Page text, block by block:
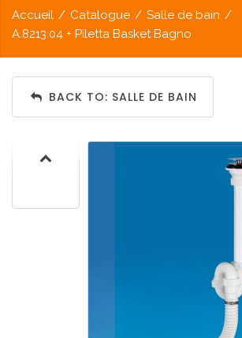
Accueil / Catalogue / Salle de bain /
A.8213.04 + Piletta Basket Bagno
BACK TO: SALLE DE BAIN